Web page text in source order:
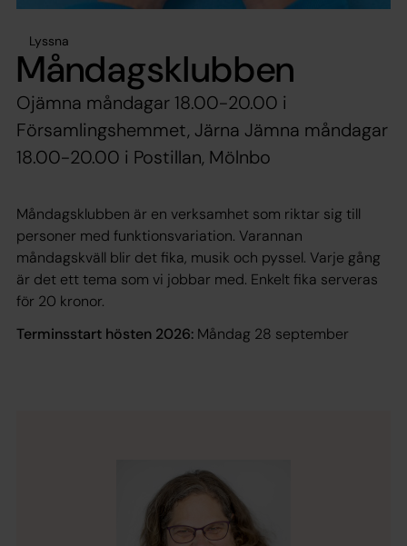
Lyssna
Måndagsklubben
Ojämna måndagar 18.00-20.00 i
Församlingshemmet, Järna Jämna måndagar
18.00-20.00 i Postillan, Mölnbo
Måndagsklubben är en verksamhet som riktar sig till
personer med funktionsvariation. Varannan
måndagskväll blir det fika, musik och pyssel. Varje gång
är det ett tema som vi jobbar med. Enkelt fika serveras
för 20 kronor.
Terminsstart hösten 2026: Måndag 28 september